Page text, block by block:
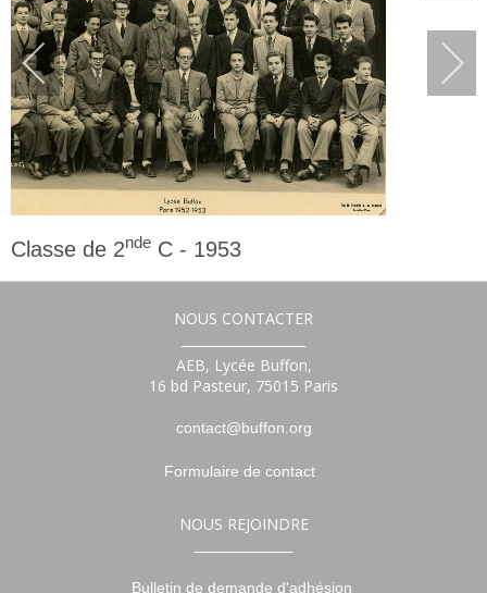
Classe de 2nde C - 1953
2nde
NOUS CONTACTER
AEB, Lycée Buffon,
16 bd Pasteur, 75015 Paris
contact@buffon.org
Formulaire de contact
NOUS REJOINDRE
Bulletin de demande d'adhésion